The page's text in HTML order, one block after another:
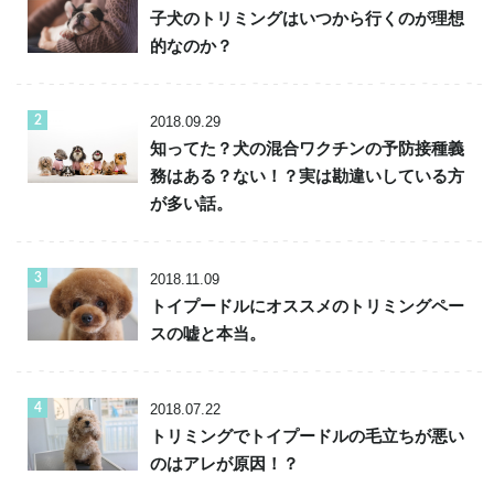
子犬のトリミングはいつから行くのが理想
的なのか？
2018.09.29
知ってた？犬の混合ワクチンの予防接種義
務はある？ない！？実は勘違いしている方
が多い話。
2018.11.09
トイプードルにオススメのトリミングペー
スの嘘と本当。
2018.07.22
トリミングでトイプードルの毛立ちが悪い
のはアレが原因！？